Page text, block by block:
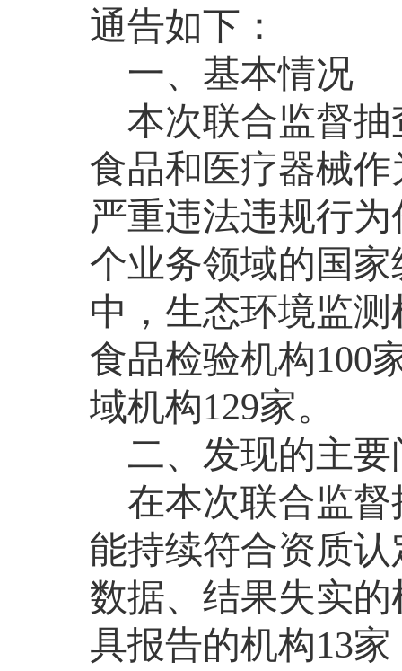
通告如下：
一、 基本情况
本次联合监督
食品和医疗器械
严重违法违规行
个业务领域的国
中，生态环境监测
食品检验机构100
域机构129家。
二、 发现的主要
在本次联合监
能持续符合资质
数据、结果失实的
具报告的机构13家